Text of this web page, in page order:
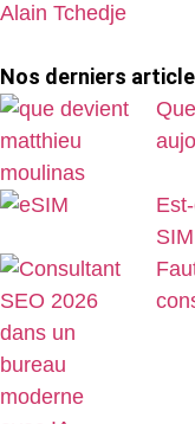
Alain Tchedje
Nos derniers